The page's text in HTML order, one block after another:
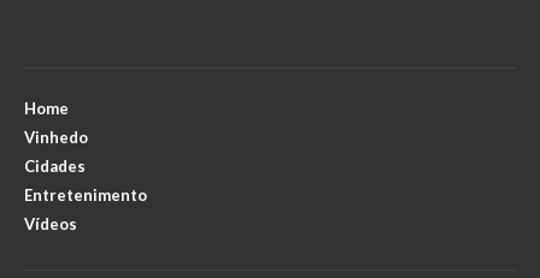
Home
Vinhedo
Cidades
Entretenimento
Vídeos